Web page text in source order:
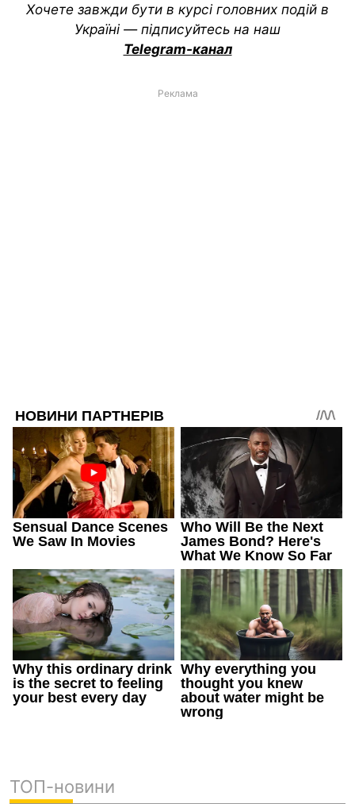
Хочете завжди бути в курсі головних подій в
Україні — підписуйтесь на наш
Telegram-канал
Реклама
ТОП-новини